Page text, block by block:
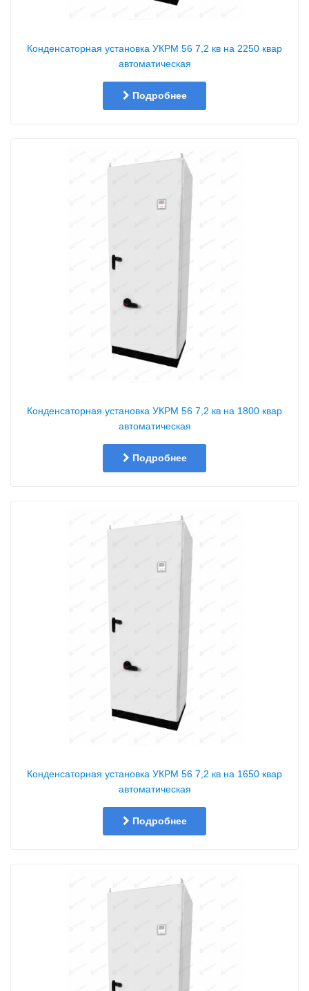
Конденсаторная установка УКРМ 56 7,2 кв на 2250 квар
автоматическая
Подробнее
Конденсаторная установка УКРМ 56 7,2 кв на 1800 квар
автоматическая
Подробнее
Конденсаторная установка УКРМ 56 7,2 кв на 1650 квар
автоматическая
Подробнее